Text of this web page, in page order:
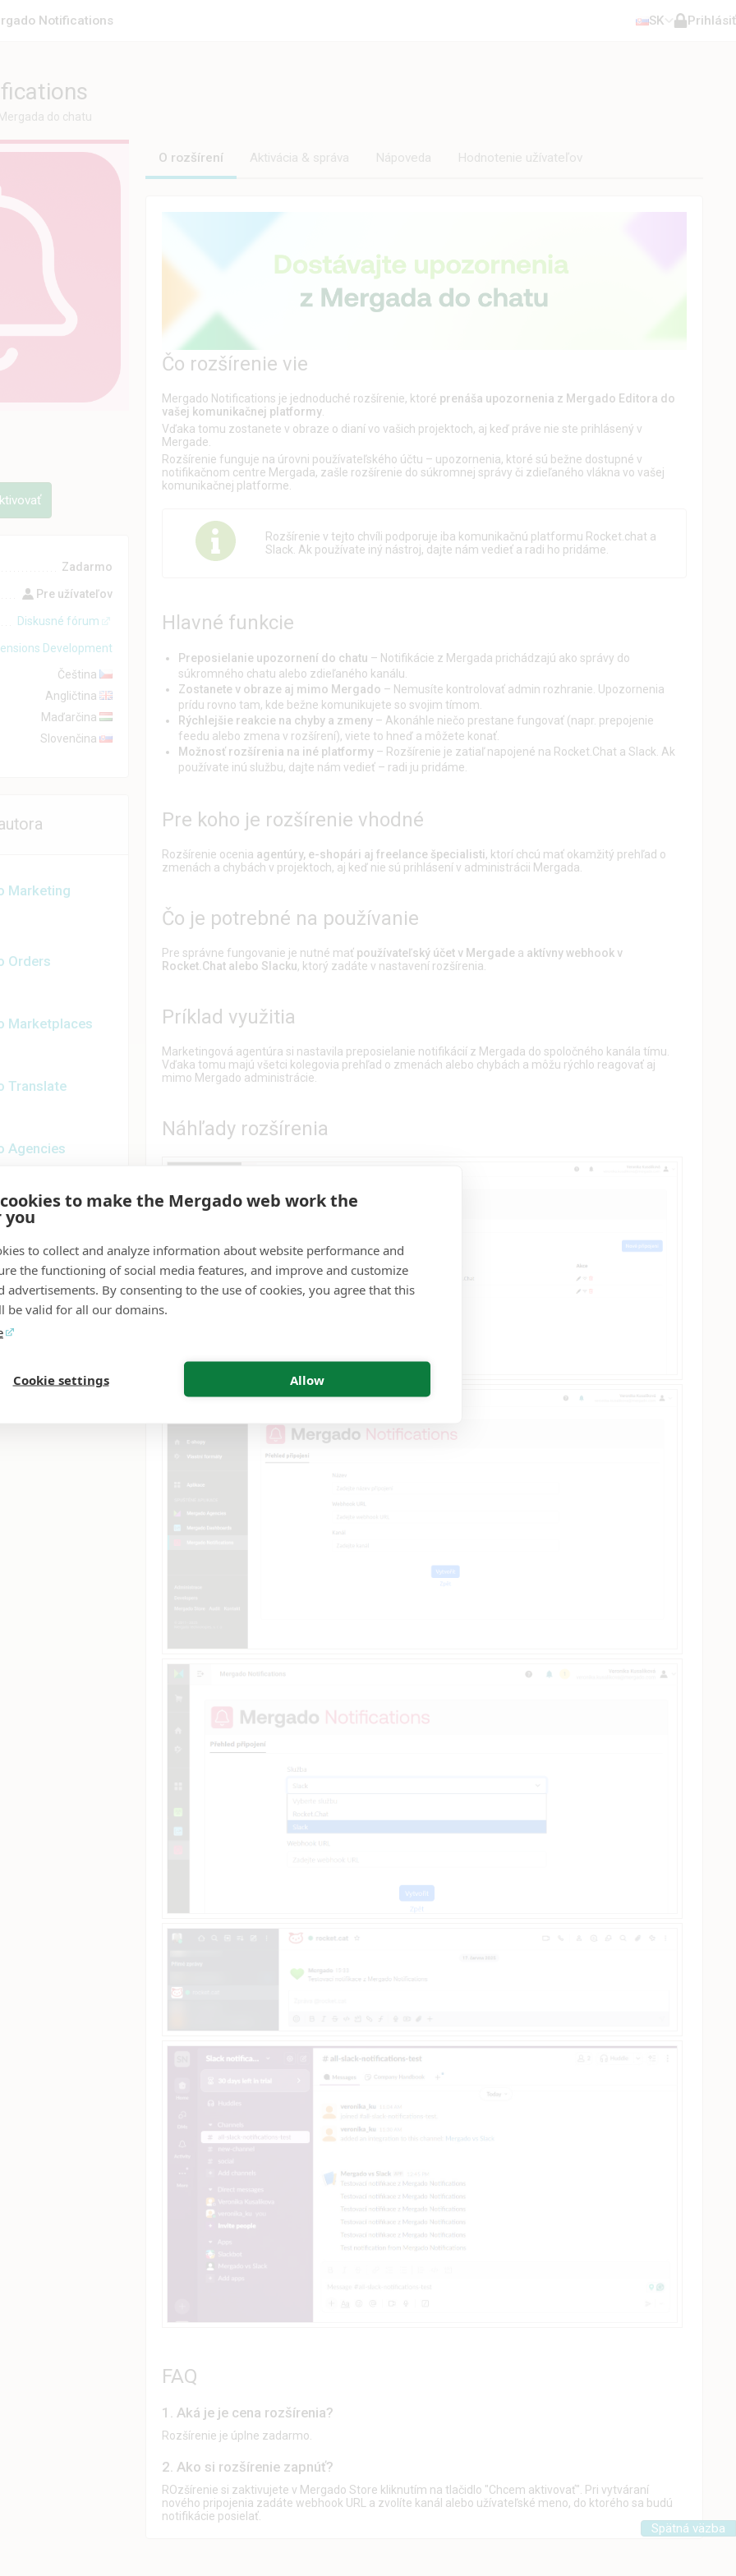
Notifications SK Prihlásiť
do chatu
Zadarmo
Pre užívateľov
Diskusné fórum
Development
Čeština
Angličtina
Maďarčina
Slovenčina
Marketing
Orders
Marketplaces
Translate
Agencies
Contexts
Dashboards
O rozšírení Aktivácia & správa Nápoveda Hodnotenie užívateľov
Čo rozšírenie vie
Mergado Notifications je jednoduché rozšírenie, ktoré prenáša upozornenia z Mergado Editora do
vašej komunikačnej platformy
Vďaka tomu zostanete v obraze o dianí vo vašich projektoch, aj keď práve nie ste prihlásený v
Mergade.
Rozšírenie funguje na úrovni používateľského účtu – upozornenia, ktoré sú bežne dostupné v
notifikačnom centre Mergada, zašle rozšírenie do súkromnej správy či zdieľaného vlákna vo vašej
komunikačnej platforme.
Rozšírenie v tejto chvíli podporuje iba komunikačnú platformu Rocket.chat a
Slack. Ak používate iný nástroj, dajte nám vedieť a radi ho pridáme.
Hlavné funkcie
Preposielanie upozornení do chatu – Notifikácie z Mergada prichádzajú ako správy do
súkromného chatu alebo zdieľaného kanálu.
Zostanete v obraze aj mimo Mergado – Nemusíte kontrolovať admin rozhranie. Upozornenia
prídu rovno tam, kde bežne komunikujete so svojim tímom.
Rýchlejšie reakcie na chyby a zmeny – Akonáhle niečo prestane fungovať (napr. prepojenie
feedu alebo zmena v rozšírení), viete to hneď a môžete konať.
Možnosť rozšírenia na iné platformy – Rozšírenie je zatiaľ napojené na Rocket.Chat a Slack. Ak
používate inú službu, dajte nám vedieť – radi ju pridáme.
Pre koho je rozšírenie vhodné
Rozšírenie ocenia agentúry, e-shopári aj freelance špecialisti, ktorí chcú mať okamžitý prehľad o
zmenách a chybách v projektoch, aj keď nie sú prihlásení v administrácii Mergada.
Čo je potrebné na používanie
Pre správne fungovanie je nutné mať používateľský účet v Mergade a aktívny webhook v
Rocket.Chat alebo Slacku, ktorý zadáte v nastavení rozšírenia.
Príklad využitia
Marketingová agentúra si nastavila preposielanie notifikácií z Mergada do spoločného kanála tímu.
Vďaka tomu majú všetci kolegovia prehľad o zmenách alebo chybách a môžu rýchlo reagovať aj
mimo Mergado administrácie.
Náhľady rozšírenia
FAQ
1. Aká je je cena rozšírenia?
Rozšírenie je úplne zadarmo.
2. Ako si rozšírenie zapnúť?
ROzšírenie si zaktivujete v Mergado Store kliknutím na tlačidlo "Chcem aktivovať". Pri vytváraní
nového pripojenia zadáte webhook URL a zvolíte kanál alebo užívateľské meno, do ktorého sa budú
notifikácie posielať.
to make the Mergado web work the
you
to collect and analyze information about website performance and
the functioning of social media features, and improve and customize
advertisements. By consenting to the use of cookies, you agree that this
be valid for all our domains.
Cookie settings Allow
Spätná väzba